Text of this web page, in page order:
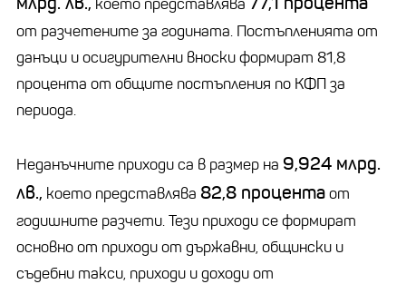
което представлява
от разчетените за годината. Постъпленията от
данъци и осигурителни вноски формират 81,8
процента от общите постъпления по КФП за
периода.
Неданъчните приходи са в размер на 9,924 млрд.
лв., което представлява 82,8 процентаот
годишните разчети. Тези приходи се формират
основно от приходи от държавни, общински и
съдебни такси, приходи и доходи от